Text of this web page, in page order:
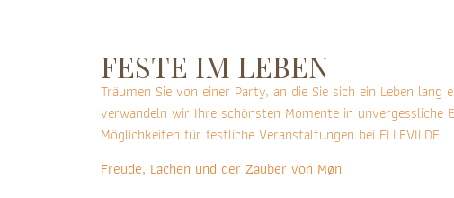
FESTE IM LEBEN
Träumen Sie von einer Party, an die Sie sich ein Leben
verwandeln wir Ihre schönsten Momente in unvergessliche
Möglichkeiten für festliche Veranstaltungen bei ELLEVILDE.
Freude, Lachen und der Zauber von Møn